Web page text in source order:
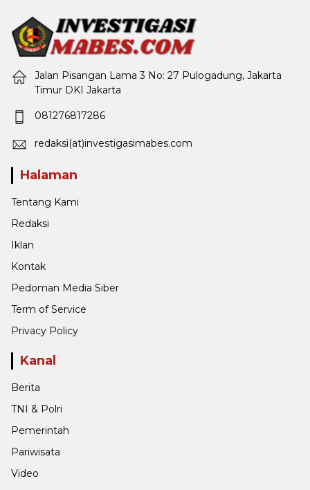
Jalan Pisangan Lama 3 No: 27 Pulogadung, Jakarta
Timur DKI Jakarta
081276817286
redaksi(at)investigasimabes.com
Halaman
Tentang Kami
Redaksi
Iklan
Kontak
Pedoman Media Siber
Term of Service
Privacy Policy
Kanal
Berita
TNI & Polri
Pemerintah
Pariwisata
Video